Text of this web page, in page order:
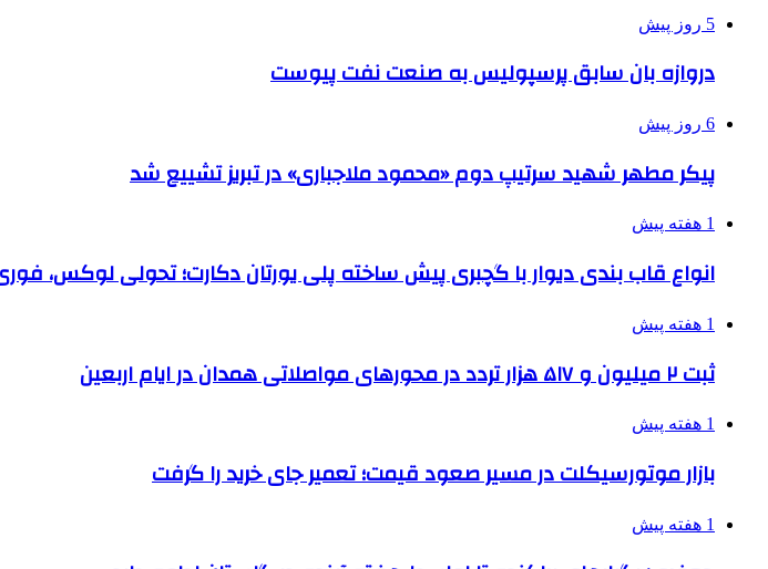
5 روز پیش
دروازه بان سابق پرسپولیس به صنعت نفت پیوست
6 روز پیش
پیکر مطهر شهید سرتیپ دوم «محمود ملاجباری» در تبریز تشییع شد
1 هفته پیش
انواع قاب بندی دیوار با گچبری پیش ساخته پلی یورتان دکارت؛ تحولی لوکس،
1 هفته پیش
ثبت ۲ میلیون و ۵۱۷ هزار تردد در محورهای مواصلاتی همدان در ایام اربعین
1 هفته پیش
بازار موتورسیکلت در مسیر صعود قیمت؛ تعمیر جای خرید را گرفت
1 هفته پیش